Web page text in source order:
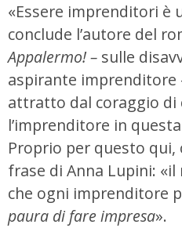
«Essere imprenditori è
conclude l’autore del
Appalermo! – sulle
aspirante imprenditore
attratto dal coraggio di
l’imprenditore in
Proprio per questo qui,
frase di Anna Lupini:
che ogni imprenditore
paura di fare impresa».